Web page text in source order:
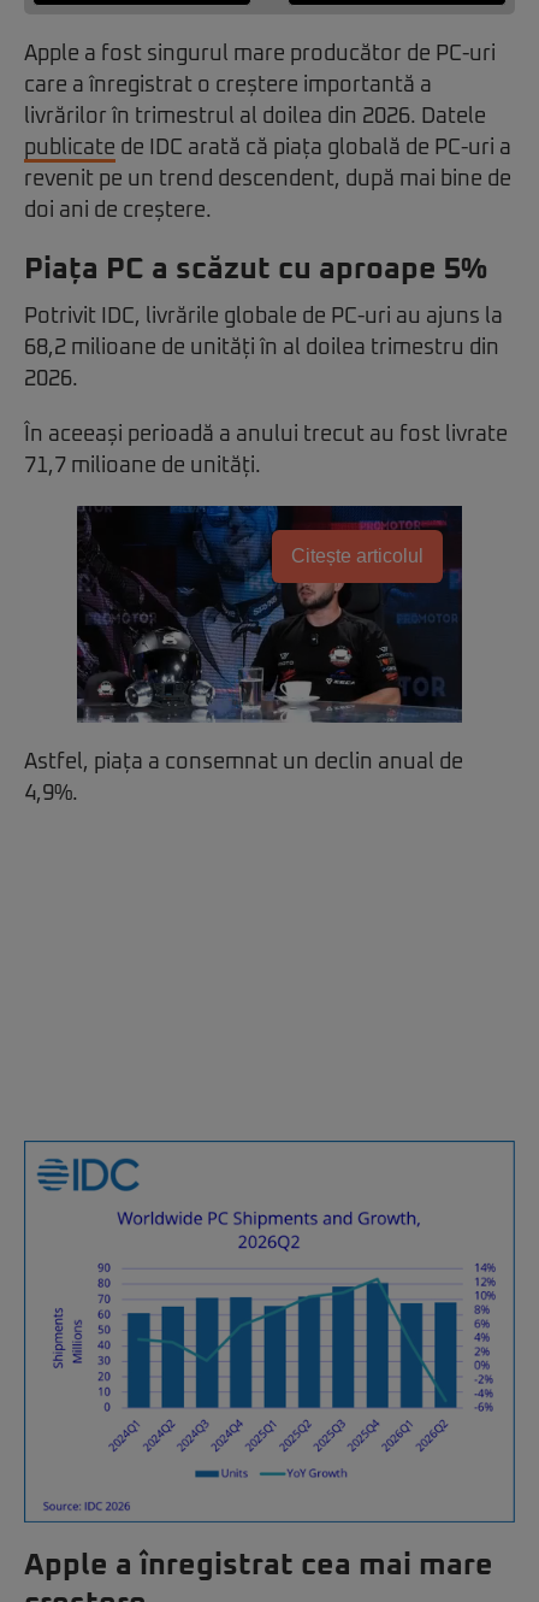
Apple a fost singurul mare producător de PC-uri
care a înregistrat o creștere importantă a
livrărilor în trimestrul al doilea din 2026. Datele
publicate de IDC arată că piața globală de PC-uri a
revenit pe un trend descendent, după mai bine de
doi ani de creștere.
Piața PC a scăzut cu aproape 5%
Potrivit IDC, livrările globale de PC-uri au ajuns la
68,2 milioane de unități în al doilea trimestru din
2026.
În aceeași perioadă a anului trecut au fost livrate
71,7 milioane de unități.
Citește articolul
Astfel, piața a consemnat un declin anual de
4,9%.
Apple a înregistrat cea mai mare